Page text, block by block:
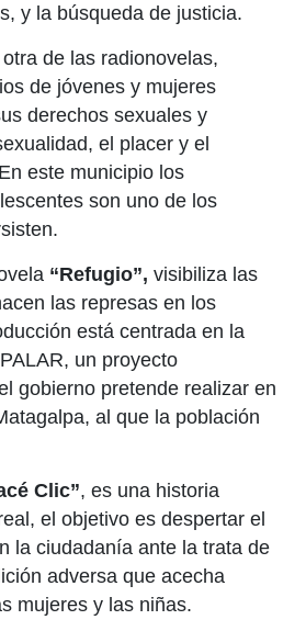
y la búsqueda de justicia.
otra de las radionovelas,
de jóvenes y mujeres
derechos sexuales y
el placer y el
este municipio los
son uno de los
“Refugio”, visibiliza las
las represas en los
está centrada en la
un proyecto
gobierno pretende realizar en
al que la población
Clic”, es una historia
el objetivo es despertar el
la ciudadanía ante la trata de
adversa que acecha
mujeres y las niñas.